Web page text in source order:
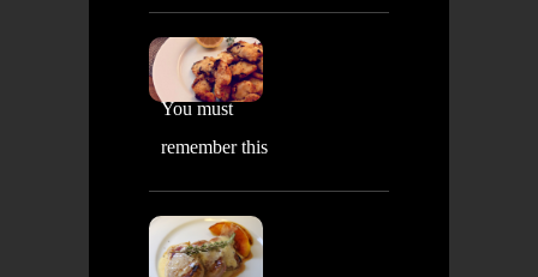
You must
remember this